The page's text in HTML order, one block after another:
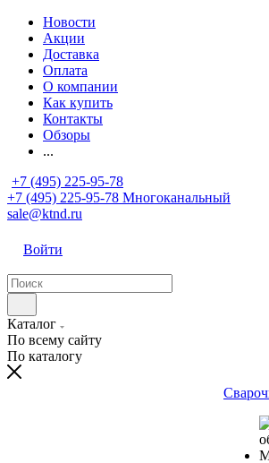
Новости
Акции
Доставка
Оплата
О компании
Как купить
Контакты
Обзоры
...
+7 (495) 225-95-78
+7 (495) 225-95-78 Многоканальный
sale@ktnd.ru
Войти
Каталог
По всему сайту
По каталогу